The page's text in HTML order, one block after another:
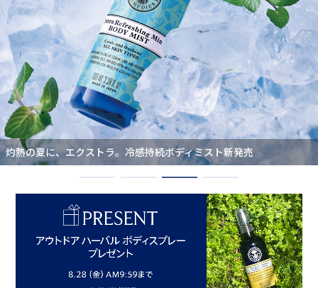
脱水肌に潤いチャージ。フランキンセンスウォーター